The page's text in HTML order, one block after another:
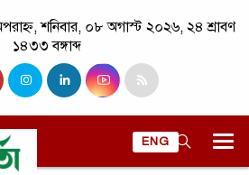
শনিবার, ০৮ অগাস্ট ২০২৬, ২৪ শ্রাবণ
১৪৩৩ বঙ্গাব্দ
ENG